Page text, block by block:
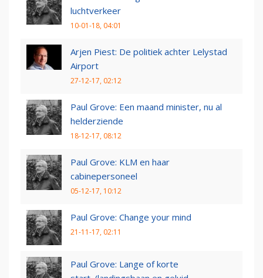
luchtverkeer
10-01-18, 04:01
Arjen Piest: De politiek achter Lelystad
Airport
27-12-17, 02:12
Paul Grove: Een maand minister, nu al
helderziende
18-12-17, 08:12
Paul Grove: KLM en haar
cabinepersoneel
05-12-17, 10:12
Paul Grove: Change your mind
21-11-17, 02:11
Paul Grove: Lange of korte